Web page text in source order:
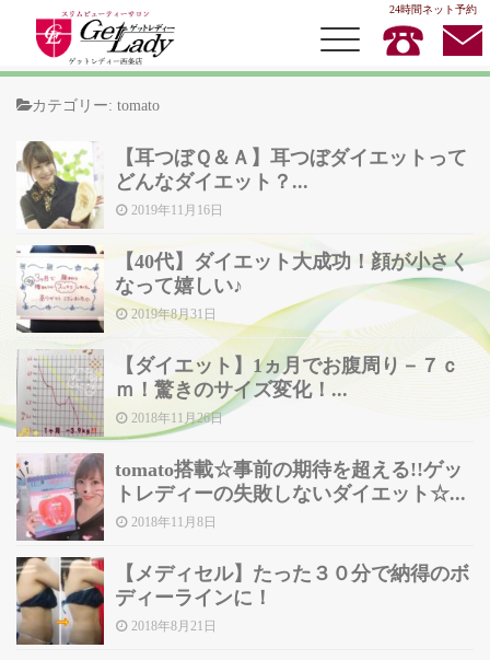
24時間ネット予約
TOP
MENU
店内キャンペーン
スタッフ紹介
お客様の声
カテゴリー: tomato
【耳つぼＱ＆Ａ】耳つぼダイエットって
どんなダイエット？...
2019年11月16日
【40代】ダイエット大成功！顔が小さく
なって嬉しい♪
2019年8月31日
【ダイエット】1ヵ月でお腹周り－７ｃ
ｍ！驚きのサイズ変化！...
2018年11月26日
tomato搭載☆事前の期待を超える!!ゲッ
トレディーの失敗しないダイエット☆...
2018年11月8日
【メディセル】たった３０分で納得のボ
ディーラインに！
2018年8月21日